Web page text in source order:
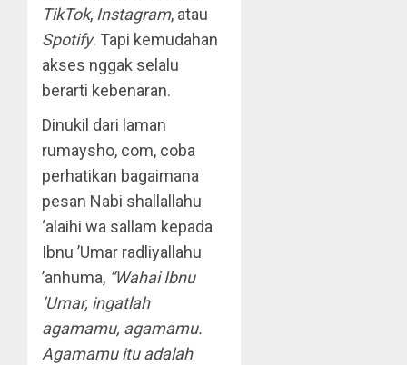
TikTok, Instagram, atau
Spotify. Tapi kemudahan
akses nggak selalu
berarti kebenaran.
Dinukil dari laman
rumaysho, com, coba
perhatikan bagaimana
pesan Nabi shallallahu
‘alaihi wa sallam kepada
Ibnu ’Umar radliyallahu
’anhuma, “Wahai Ibnu
’Umar, ingatlah
agamamu, agamamu.
Agamamu itu adalah